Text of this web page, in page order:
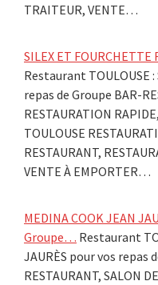
TRAITEUR, VENTE…
SILEX ET
Restaurant TOULOUSE :
repas de Groupe BAR-
RESTAURATION
TOULOUSE
RESTAURANT,
VENTE À EMPORTER…
MEDINA COOK JEAN
Groupe… Restaurant
JAURÈS pour vos repas
RESTAURANT, SALON